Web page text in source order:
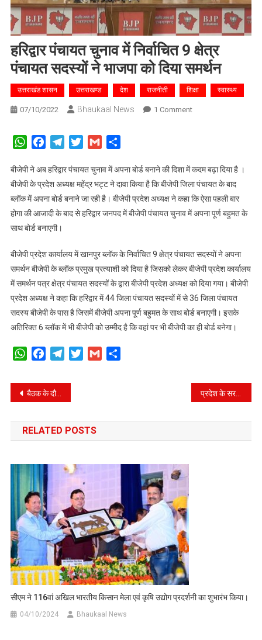
हरिद्वार पंचायत चुनाव में निर्वाचित 9 क्षेत्र
पंचायत सदस्यों ने भाजपा को दिया समर्थन
उत्तराखंड शासन उत्तराखण्ड देश राजनीती शिक्षा स्वास्थ्य
07/10/2022 Bhaukaal News 1 CommentOn
9
क्षेत्र
पंचायत
भाजपा
को
दिया
समर्थन
WhatsAppFacebookTelegramTwitterGmail
बीजेपी ने अब हरिद्वार पंचायत चुनाव में अपना बोर्ड बनाने की दिशा में कदम बढ़ा दिया है ।
बीजेपी के प्रदेश अध्यक्ष महेंद्र भट्ट ने दावा किया है कि बीजेपी जिला पंचायत के बाद
ब्लॉक में अपना बोर्ड बनाने जा रही है। बीजेपी प्रदेश अध्यक्ष ने कहा कि ऐसा पहली बार
होगा की आजादी के बाद से हरिद्वार जनपद में बीजेपी पंचायत चुनाव में अपना पूर्ण बहुमत के
साथ बोर्ड बनाएगी।
बीजेपी प्रदेश कार्यालय में खानपुर ब्लॉक के निर्वाचित 9 क्षेत्र पंचायत सदस्यों ने अपना
समर्थन बीजेपी के ब्लॉक प्रमुख प्रत्याशी को दिया है जिसको लेकर बीजेपी प्रदेश कार्यालय
में समर्थन पत्र क्षेत्र पंचायत सदस्यों के द्वारा बीजेपी प्रदेश अध्यक्ष को दिया गया। बीजेपी
प्रदेश अध्यक्ष ने कहा कि हरिद्वार में 44 जिला पंचायत सदस्यों में से 36 जिला पंचायत
सदस्य बीजेपी के पास है जिसमें बीजेपी अपना पूर्ण बहुमत के साथ बोर्ड बनाएगी। इसके
अतिरिक्त 6 ब्लॉक में भी बीजेपी को उम्मीद है कि वहां पर भी बीजेपी का ही बोर्ड बनेगा।
WhatsAppFacebookTelegramTwitterGmail
Post
navigation
बैठक के दौरान विधानसभा अध्यक्ष ने दिखाए सख्त तेवर, मांगी कार्यो की रिपोर्ट प्रदेश के सरकारी एवं गैर सरकारी संस्थानों में गठित होगी महिला सेल, स्पा सेंटरो के लिए बनेगी ठोस गाइडलाइन
RELATED POSTS
सीएम ने 116वां अखिल भारतीय किसान मेला एवं कृषि उद्योग प्रदर्शनी का शुभारंभ किया।
04/10/2024 Bhaukaal News